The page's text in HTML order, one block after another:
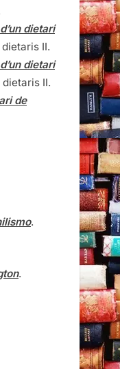
dietari
II.
dietari
II.
de
.
.